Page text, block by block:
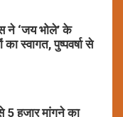
‘जय भोले’ के
स्वागत, पुष्पवर्षा से
5 हजार मांगने का